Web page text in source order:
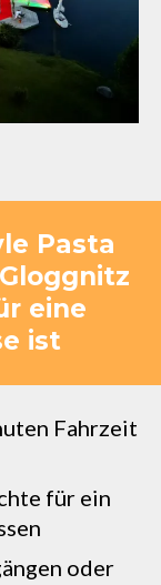
Pasta
eine
ist
Fahrzeit
für ein
oder